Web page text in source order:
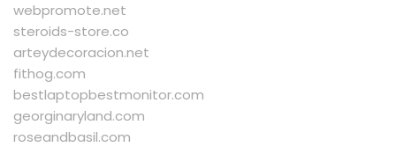
webpromote.net
steroids-store.co
arteydecoracion.net
fithog.com
bestlaptopbestmonitor.com
georginaryland.com
roseandbasil.com